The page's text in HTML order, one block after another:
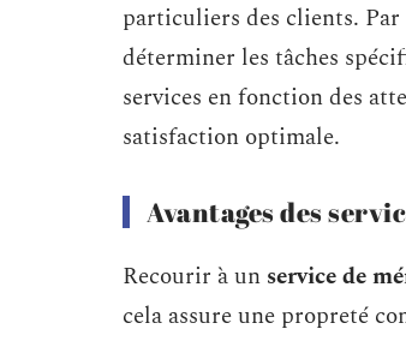
particuliers des clients.
déterminer les tâches
services en fonction des
satisfaction optimale.
Avantages des
Recourir à un service de
cela assure une propreté